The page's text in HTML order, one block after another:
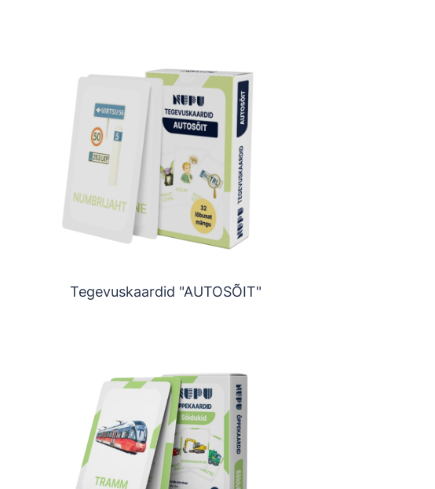
Tegevuskaardid "AUTOSÕIT"